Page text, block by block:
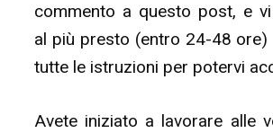
commento a questo post, e
al più presto (entro 24-48 ore)
tutte le istruzioni per potervi
Avete iniziato a lavorare alle